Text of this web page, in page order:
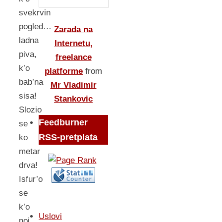
svekrvin
pogled…
ladna
piva,
k’o
bab’na
sisa!
Slozio
se
ko
metar
drva!
Isfur’o
se
k’o
Zarada na
Internetu,
freelance
platforme from
Mr Vladimir
Stankovic
Feedburner
RSS-pretplata
Uslovi